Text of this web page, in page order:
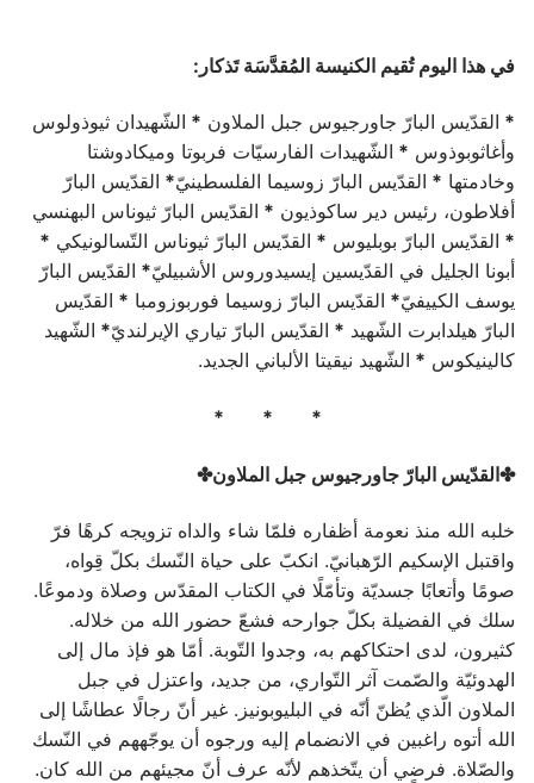
في هذا اليوم تُقيم الكنيسة المُقدَّسَة تَذكار:
* القدّيس البارّ جاورجيوس جبل الملاون * الشّهيدان ثيوذولوس
وأغاثوبوذوس * الشّهيدات الفارسيّات فربوتا وميكادوشتا
وخادمتها * القدّيس البارّ زوسيما الفلسطينيّ* القدّيس البارّ
أفلاطون، رئيس دير ساكوذيون * القدّيس البارّ ثيوناس البهنسي
* القدّيس البارّ بوبليوس * القدّيس البارّ ثيوناس التّسالونيكي *
أبونا الجليل في القدّيسين إيسيدوروس الأشبيليّ* القدّيس البارّ
يوسف الكييفيّ* القدّيس البارّ زوسيما فوربوزومبا * القدّيس
البارّ هيلدابرت الشّهيد * القدّيس البارّ تياري الإيرلنديّ* الشّهيد
كالينيكوس * الشّهيد نيقيتا الألباني الجديد.
* * *
✤القدّيس البارّ جاورجيوس جبل الملاون✤
خلبه الله منذ نعومة أظفاره فلمّا شاء والداه تزويجه كرهًا فرّ
واقتبل الإسكيم الرّهبانيّ. انكبّ على حياة النّسك بكلّ قِواه،
صومًا وأتعابًا جسديّة وتأمّلًا في الكتاب المقدّس وصلاة ودموعًا.
سلك في الفضيلة بكلّ جوارحه فشعّ حضور الله من خلاله.
كثيرون، لدى احتكاكهم به، وجدوا التّوبة. أمّا هو فإذ مال إلى
الهدوئيّة والصّمت آثر التّواري، من جديد، واعتزل في جبل
الملاون الّذي يُظنّ أنّه في البليوبونيز. غير أنّ رجالًا عطاشًا إلى
الله أتوه راغبين في الانضمام إليه ورجوه أن يوجّههم في النّسك
والصّلاة. فرضي أن يتّخذهم لأنّه عرف أنّ مجيئهم من الله كان.